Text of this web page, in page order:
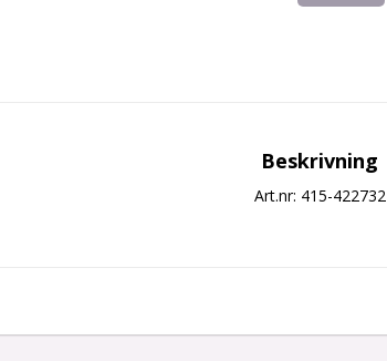
Beskrivning
Art.nr: 415-422732